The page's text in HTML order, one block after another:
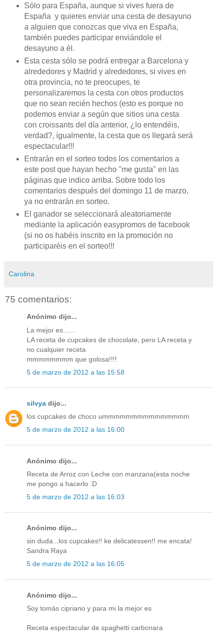
Sólo para España, aunque si vives fuera de
España y quieres enviar una cesta de desayuno
a alguien que conozcas que viva en España,
también puedes participar enviándole el
desayuno a él.
Esta cesta sólo se podrá entregar a Barcelona y
alrededores y Madrid y alrededores, si vives en
otra provincia, no te preocupes, te
personalizaremos la cesta con otros productos
que no sean recién hechos (esto es porque no
podemos enviar a según que sitios una cesta
con croissants del día anterior, ¿lo entendéis,
verdad?, igualmente, la cesta que os llegará será
espectacular!!!
Entrarán en el sorteo todos los comentarios a
este post que hayan hecho "me gusta" en las
páginas que indico arriba. Sobre todo los
comentarios después del domingo 11 de marzo,
ya no entrarán en sorteo.
El ganador se seleccionará aleatoriamente
mediante la aplicación easypromos de facebook
(si no os habéis inscrito en la promoción no
participaréis en el sorteo!!!
Carolina
75 comentarios:
Anónimo dijo...
La mejor es.......
LA receta de cupcakes de chocolate, pero LA receta y
no cualquier receta
mmmmmmmm que golosa!!!!
5 de marzo de 2012 a las 15:58
silvya dijo...
los cupcakes de choco ummmmmmmmmmmmmmm
5 de marzo de 2012 a las 16:00
Anónimo dijo...
Receta de Arroz con Leche con manzana(esta noche
me pongo a hacerlo :D
5 de marzo de 2012 a las 16:03
Anónimo dijo...
sin duda...los cupcakes!! ke delicatessen!! me encata!
Sandra Raya
5 de marzo de 2012 a las 16:05
Anónimo dijo...
Soy tomás cipriano y para mi la mejor es
Receta espectacular de spaghetti carbonara